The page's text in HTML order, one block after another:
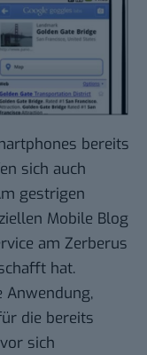
bereits
sich auch
gestrigen
Mobile Blog
am Zerberus
hat.
Anwendung,
die bereits
sich